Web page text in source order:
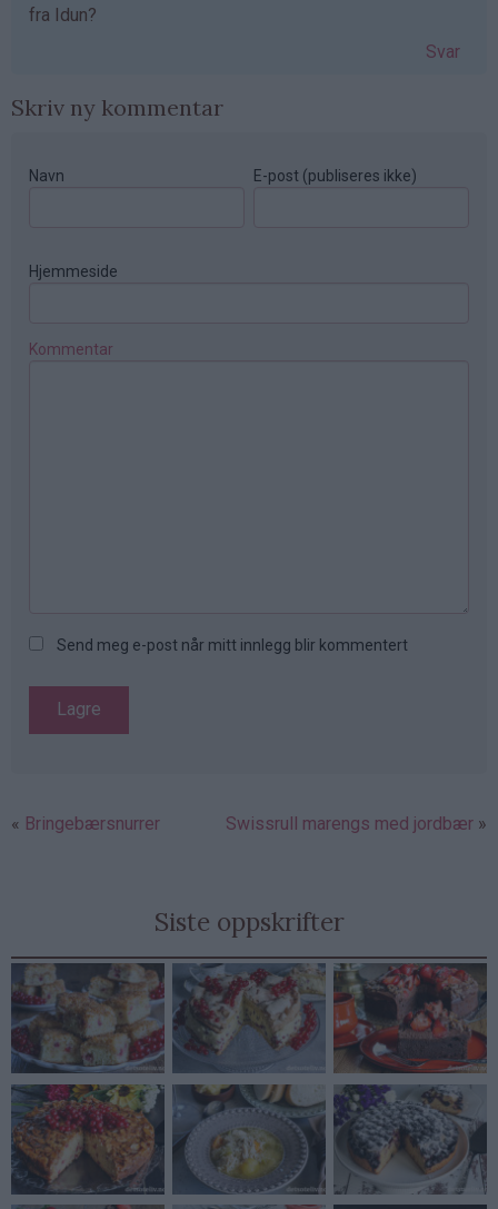
fra Idun?
Svar
Skriv ny kommentar
Navn E-post (publiseres ikke)
Hjemmeside
Kommentar
Send meg e-post når mitt innlegg blir kommentert
Bringebærsnurrer Swissrull marengs med jordbær
Siste oppskrifter